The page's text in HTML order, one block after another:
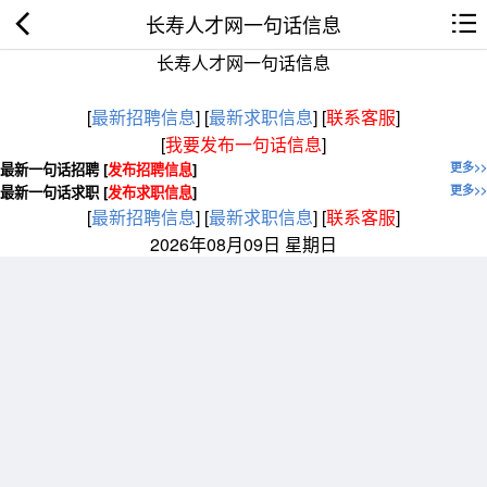
长寿人才网一句话信息
长寿人才网一句话信息
[最新招聘信息] [最新求职信息] [联系客服]
[我要发布一句话信息]
更多>>
最新一句话招聘 [发布招聘信息]
更多>>
最新一句话求职 [发布求职信息]
[最新招聘信息] [最新求职信息] [联系客服]
2026年08月09日 星期日